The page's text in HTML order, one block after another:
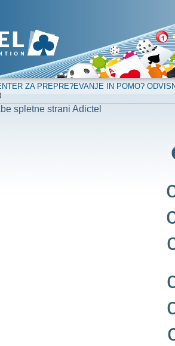
ZA PREPRE?EVANJE IN POMO?
spletne strani Adictel